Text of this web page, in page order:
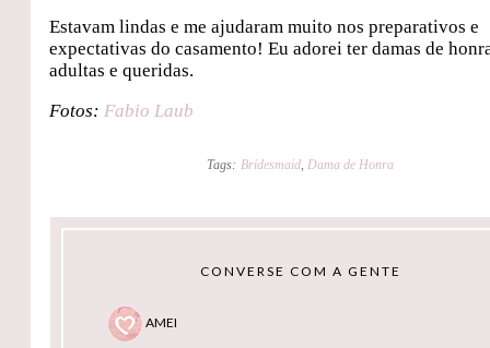
Estavam lindas e me ajudaram muito nos preparativos e
expectativas do casamento! Eu adorei ter damas de
adultas e queridas.
Fotos:Fabio Laub
Tags: Bridesmaid,Dama de Honra
CONVERSE COM A GENTE
AMEI